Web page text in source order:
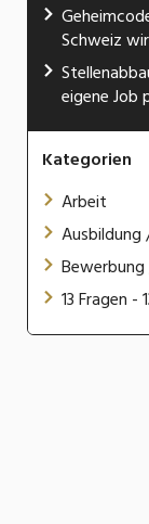
Schweiz
eigene Job
Kategorien
Arbeit
13 Fragen